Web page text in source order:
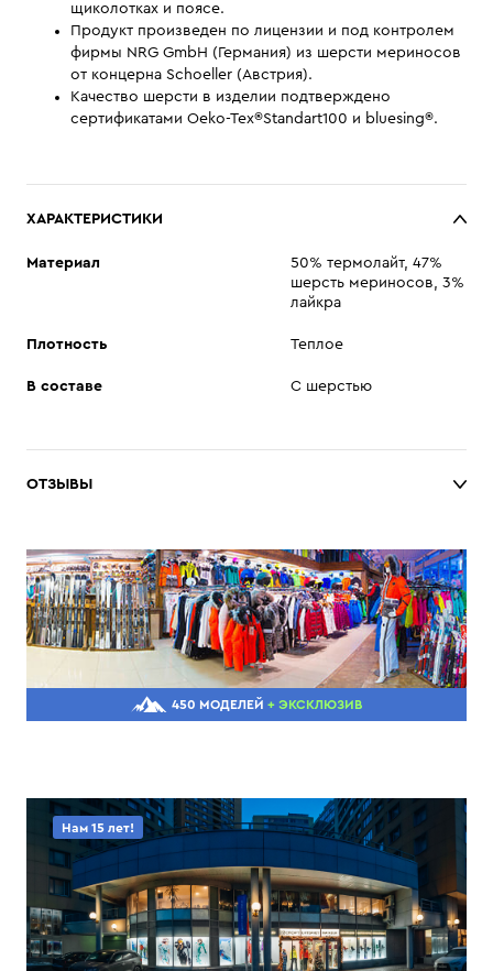
щиколотках и поясе.
Продукт произведен по лицензии и под контролем
фирмы NRG GmbH (Германия) из шерсти мериносов
от концерна Schoeller (Австрия).
Качество шерсти в изделии подтверждено
сертификатами Oeko-Tex®Standart100 и bluesing®.
ХАРАКТЕРИСТИКИ
Материал
50% термолайт, 47%
шерсть мериносов, 3%
лайкра
Плотность Теплое
В составе С шерстью
ОТЗЫВЫ
450 МОДЕЛЕЙ + ЭКСКЛЮЗИВ
Нам 15 лет!